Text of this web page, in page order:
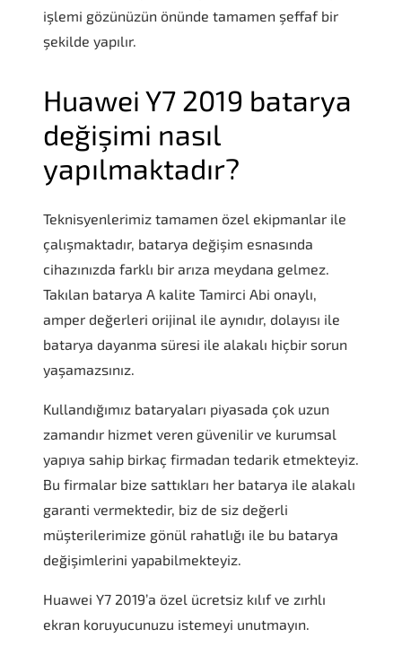
işlemi gözünüzün önünde tamamen şeffaf bir
şekilde yapılır.
Huawei Y7 2019 batarya
değişimi nasıl
yapılmaktadır?
Teknisyenlerimiz tamamen özel ekipmanlar ile
çalışmaktadır, batarya değişim esnasında
cihazınızda farklı bir arıza meydana gelmez.
Takılan batarya A kalite Tamirci Abi onaylı,
amper değerleri orijinal ile aynıdır, dolayısı ile
batarya dayanma süresi ile alakalı hiçbir sorun
yaşamazsınız.
Kullandığımız bataryaları piyasada çok uzun
zamandır hizmet veren güvenilir ve kurumsal
yapıya sahip birkaç firmadan tedarik etmekteyiz.
Bu firmalar bize sattıkları her batarya ile alakalı
garanti vermektedir, biz de siz değerli
müşterilerimize gönül rahatlığı ile bu batarya
değişimlerini yapabilmekteyiz.
Huawei Y7 2019’a özel ücretsiz kılıf ve zırhlı
ekran koruyucunuzu istemeyi unutmayın.